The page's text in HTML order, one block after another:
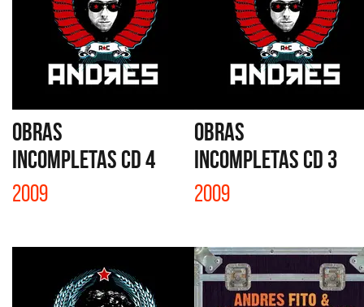
OBRAS
INCOMPLETAS CD 4
2009
OBRAS
INCOMPLETAS CD 3
2009